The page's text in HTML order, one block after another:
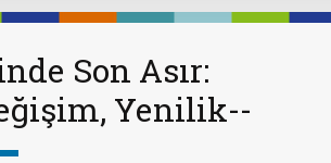
Son Asır:
Yenilik--